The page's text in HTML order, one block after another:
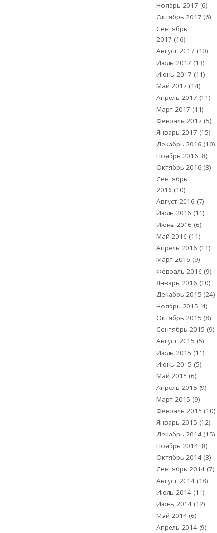
Ноябрь 2017 (6)
Октябрь 2017 (6)
Сентябрь
2017 (16)
Август 2017 (10)
Июль 2017 (13)
Июнь 2017 (11)
Май 2017 (14)
Апрель 2017 (11)
Март 2017 (11)
Февраль 2017 (5)
Январь 2017 (15)
Декабрь 2016 (10)
Ноябрь 2016 (8)
Октябрь 2016 (8)
Сентябрь
2016 (10)
Август 2016 (7)
Июль 2016 (11)
Июнь 2016 (6)
Май 2016 (11)
Апрель 2016 (11)
Март 2016 (9)
Февраль 2016 (9)
Январь 2016 (10)
Декабрь 2015 (24)
Ноябрь 2015 (4)
Октябрь 2015 (8)
Сентябрь 2015 (9)
Август 2015 (5)
Июль 2015 (11)
Июнь 2015 (5)
Май 2015 (6)
Апрель 2015 (9)
Март 2015 (9)
Февраль 2015 (10)
Январь 2015 (12)
Декабрь 2014(15)
Ноябрь 2014(8)
Октябрь 2014(8)
Сентябрь 2014(7)
Август 2014(18)
Июль 2014(11)
Июнь 2014(12)
Май 2014(6)
Апрель 2014(9)